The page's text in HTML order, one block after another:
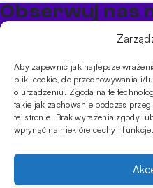
Aby zapewnić jak najlepsze
pliki cookie, do przechowywania i/
o urządzeniu. Zgoda na te
takie jak zachowanie podczas
tej stronie. Brak wyrażenia zgody
wpłynąć na niektóre cechy i funkcje.
Obserwuj nas
Bądź na bieżąco z
PRODUKTY
ShisheCybuchyTytonie
INFORMACJE
prywatności
Usługi